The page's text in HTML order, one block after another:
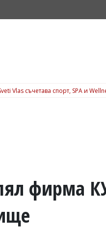
Vlas съчетава спорт, SPA и
фирма